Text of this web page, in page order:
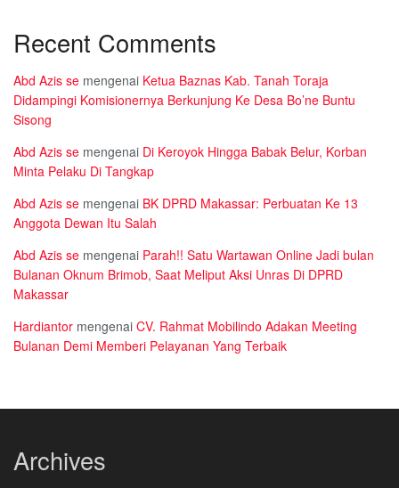
Recent Comments
Abd Azis se mengenai Ketua Baznas Kab. Tanah Toraja
Didampingi Komisionernya Berkunjung Ke Desa Bo’ne Buntu
Sisong
Abd Azis se mengenai Di Keroyok Hingga Babak Belur, Korban
Minta Pelaku Di Tangkap
Abd Azis se mengenai BK DPRD Makassar: Perbuatan Ke 13
Anggota Dewan Itu Salah
Abd Azis se mengenai Parah!! Satu Wartawan Online Jadi bulan
Bulanan Oknum Brimob, Saat Meliput Aksi Unras Di DPRD
Makassar
Hardiantor mengenai CV. Rahmat Mobilindo Adakan Meeting
Bulanan Demi Memberi Pelayanan Yang Terbaik
Archives